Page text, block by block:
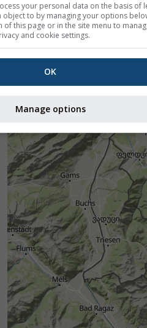
your personal data on the basis of
object to by managing your options
this page or in the site menu to
and cookie settings.
OK
Manage options